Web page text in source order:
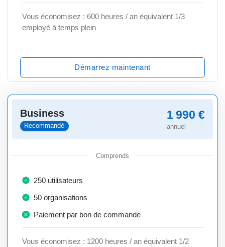
Vous économisez : 600 heures / an équivalent 1/3
employé à temps plein
Démarrez maintenant
Business
Recommandé
1 990 €
annuel
Comprends
250 utilisateurs
50 organisations
Paiement par bon de commande
Vous économisez : 1200 heures / an équivalent 1/2